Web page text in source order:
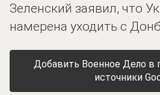
Зеленский заявил, что
намерена уходить с
Добавить Военное Дело в
источники